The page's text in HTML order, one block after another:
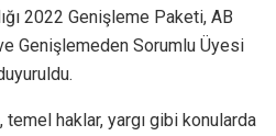
2022 Genişleme Paketi, AB
Genişlemeden Sorumlu Üyesi
haklar, yargı gibi konularda